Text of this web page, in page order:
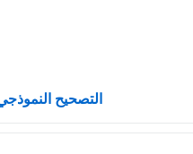
التصحيح النموذجي
Fichier